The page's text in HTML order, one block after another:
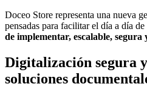
Doceo Store representa una nueva
pensadas para facilitar el día a día
de implementar, escalable, segura
Digitalización segura
soluciones